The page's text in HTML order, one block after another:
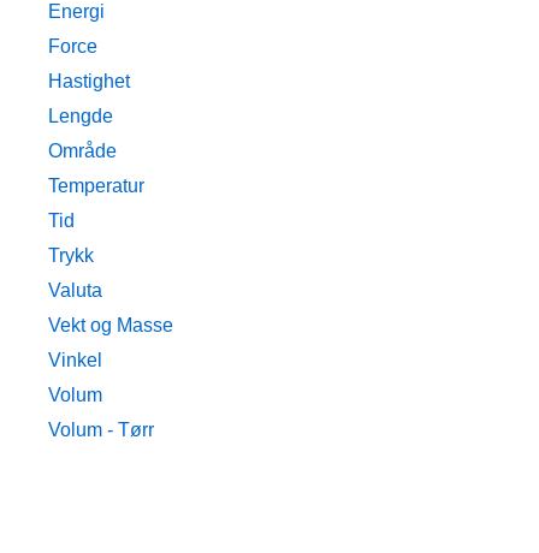
Energi
Force
Hastighet
Lengde
Område
Temperatur
Tid
Trykk
Valuta
Vekt og Masse
Vinkel
Volum
Volum - Tørr